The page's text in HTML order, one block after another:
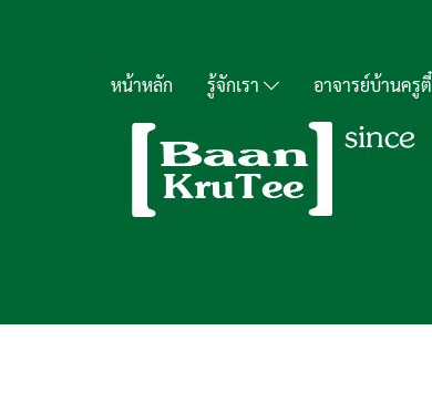
หน้าหลัก รู้จักเรา อาจารย์บ้านครูตี๋